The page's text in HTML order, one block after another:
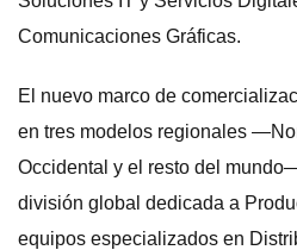
Comunicaciones Gráficas.
El nuevo marco de
en tres modelos regionales
Occidental y el resto del
división global dedicada a
equipos especializados en